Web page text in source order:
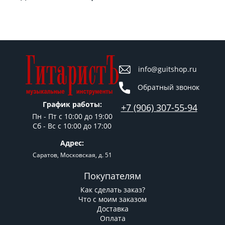
График работы:
Пн - Пт c 10:00 до 19:00
Сб - Вс с 10:00 до 17:00
Адрес:
Саратов, Московская, д. 51
info@guitshop.ru
Обратный звонок
+7 (906) 307-55-94
Покупателям
Как сделать заказ?
Что с моим заказом
Доставка
Оплата